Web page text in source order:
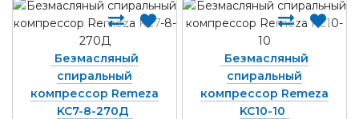
Безмасляный
спиральный
компрессор Remeza
KC7-8-270Д
Безмасляный
спиральный
компрессор Remeza
KC10-10